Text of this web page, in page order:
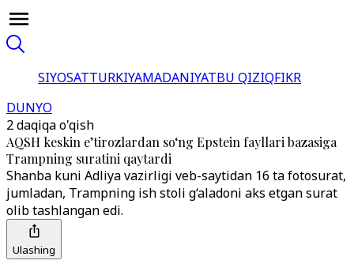
SIYOSATTURKIYAMADANIYATBU QIZIQFIKR
DUNYO
2 daqiqa o'qish
AQSH keskin e’tirozlardan so‘ng Epstein fayllari bazasiga
Trampning suratini qaytardi
Shanba kuni Adliya vazirligi veb-saytidan 16 ta fotosurat,
jumladan, Trampning ish stoli g‘aladoni aks etgan surat
olib tashlangan edi.
Ulashing